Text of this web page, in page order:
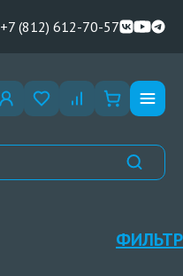
+7 (812) 612-70-57
ФИЛЬТР